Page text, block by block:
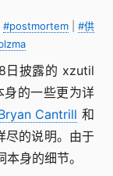
#postmortem
#供
日披露的 xzutil
身的一些更为详
Cantrill 和
尽的说明。由于
身的细节。